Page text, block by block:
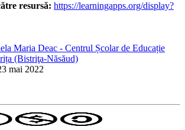
resursă: https://learningapps.org/display?
Maria Deac - Centrul Școlar de Educație
(Bistriţa-Năsăud)
mai 2022